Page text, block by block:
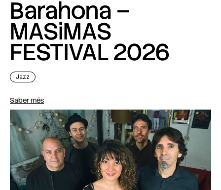
Barahona –
MASiMAS
FESTIVAL 2026
Jazz
Saber més